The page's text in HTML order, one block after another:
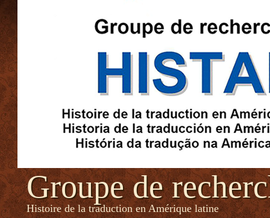
Groupe de
Histoire de la traduction en Amérique latine